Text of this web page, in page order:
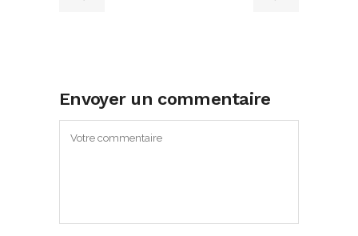
Envoyer un commentaire